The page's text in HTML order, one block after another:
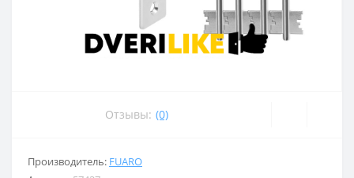
Отзывы: (0)
Производитель: FUARO